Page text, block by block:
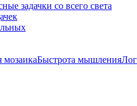
задачки со всего света
мозаикаБыстрота мышления